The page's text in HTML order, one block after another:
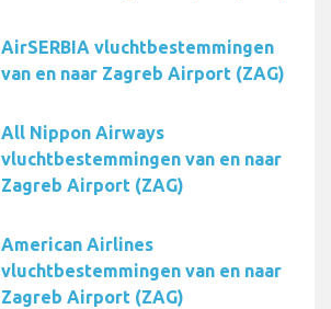
AirSERBIA vluchtbestemmingen
van en naar Zagreb Airport (ZAG)
All Nippon Airways
vluchtbestemmingen van en naar
Zagreb Airport (ZAG)
American Airlines
vluchtbestemmingen van en naar
Zagreb Airport (ZAG)